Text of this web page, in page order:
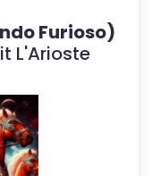
Furioso)
L'Arioste